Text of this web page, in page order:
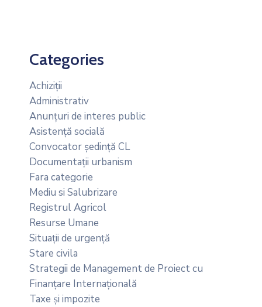
Categories
Achiziții
Administrativ
Anunțuri de interes public
Asistență socială
Convocator ședință CL
Documentații urbanism
Fara categorie
Mediu si Salubrizare
Registrul Agricol
Resurse Umane
Situații de urgență
Stare civila
Strategii de Management de Proiect cu
Finanțare Internațională
Taxe și impozite